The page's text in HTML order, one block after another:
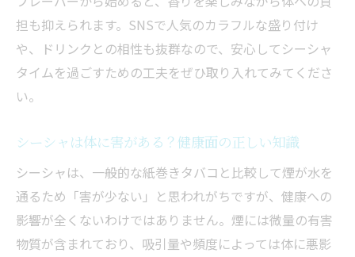
担も抑えられます。SNSで人気のカラフルな盛り付け
や、ドリンクとの相性も抜群なので、安心してシーシャ
タイムを過ごすための工夫をぜひ取り入れてみてくださ
い。
シーシャは体に害がある？健康面の正しい知識
シーシャは、一般的な紙巻きタバコと比較して煙が水を
通るため「害が少ない」と思われがちですが、健康への
影響が全くないわけではありません。煙には微量の有害
物質が含まれており、吸引量や頻度によっては体に悪影